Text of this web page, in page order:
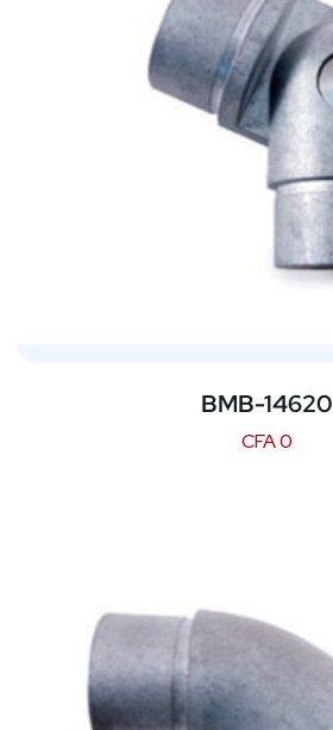
BMB-14620
CFA0